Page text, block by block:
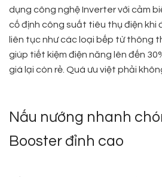
dụng công nghệ Inverter với cảm
cố định công suất tiêu thụ điện khi
liên tục như các loại bếp từ thông
giúp tiết kiệm điện năng lên đến
giá lại còn rẻ. Quá ưu việt phải
Nấu nướng nhanh
Booster đỉnh cao